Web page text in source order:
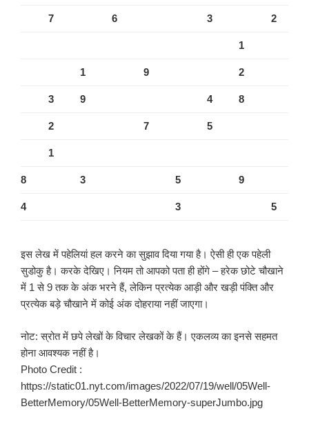
7 6 3 2
1
1 9 2
3 9 4 8
2 7 5
1
8 3 5 9
4 3 5
इस लेख में पहेलियां हल करने का सुझाव दिया गया है। ऐसी ही एक पहेली
सुडोकु है। करके देखिए। नियम तो आपको पता ही होंगे – हरेक छोटे चौखाने
में 1 से 9 तक के अंक भरने हैं, लेकिन प्रत्येक आड़ी और खड़ी पंक्ति और
प्रत्येक बड़े चौखाने में कोई अंक दोहराया नहीं जाएगा।
नोट: स्रोत में छपे लेखों के विचार लेखकों के हैं। एकलव्य का इनसे सहमत
होना आवश्यक नहीं है।
Photo Credit :
https://static01.nyt.com/images/2022/07/19/well/05Well-
BetterMemory/05Well-BetterMemory-superJumbo.jpg